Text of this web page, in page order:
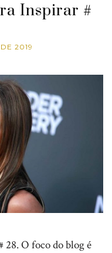
Inspirar #
2019
28. O foco do blog é